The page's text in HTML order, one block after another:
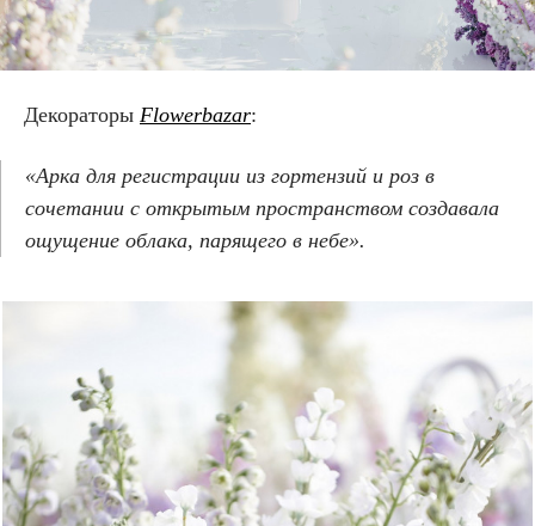
Декораторы Flowerbazar:
«Арка для регистрации из гортензий и роз в
сочетании с открытым пространством создавала
ощущение облака, парящего в небе».